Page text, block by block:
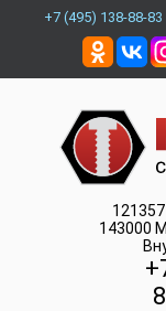
+7 (495) 138-88-83
121357
143000